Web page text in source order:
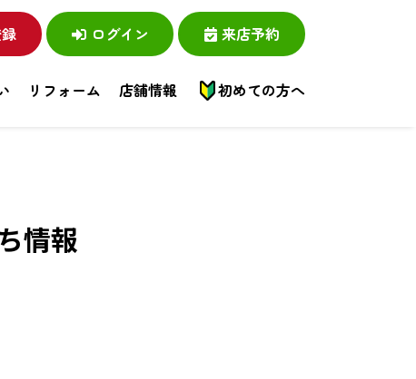
ログイン 来店予約
リフォーム 店舗情報 初めての方へ
情報